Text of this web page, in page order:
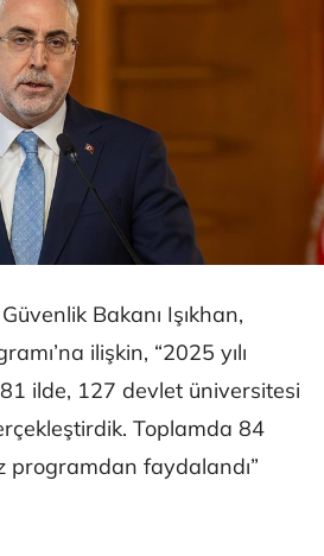
Bakanı Işıkhan,
ilişkin, “2025 yılı
ilde, 127 devlet üniversitesi
Toplamda 84
programdan faydalandı”